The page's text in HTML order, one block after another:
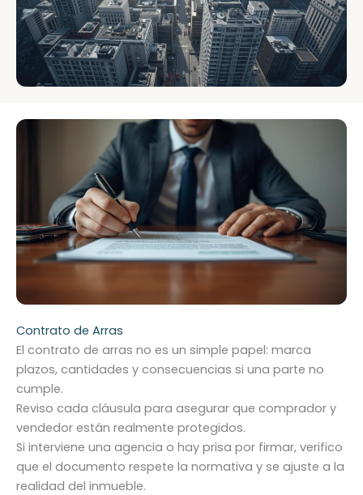
Contrato de Arras
El contrato de arras no es un simple papel: marca
plazos, cantidades y consecuencias si una parte no
cumple.
Reviso cada cláusula para asegurar que comprador y
vendedor están realmente protegidos.
Si interviene una agencia o hay prisa por firmar, verifico
que el documento respete la normativa y se ajuste a la
realidad del inmueble.